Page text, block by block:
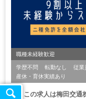
職種未経験歓迎
学歴不問 転勤なし 従業
産休・育休実績あり
この求人は梅田交通